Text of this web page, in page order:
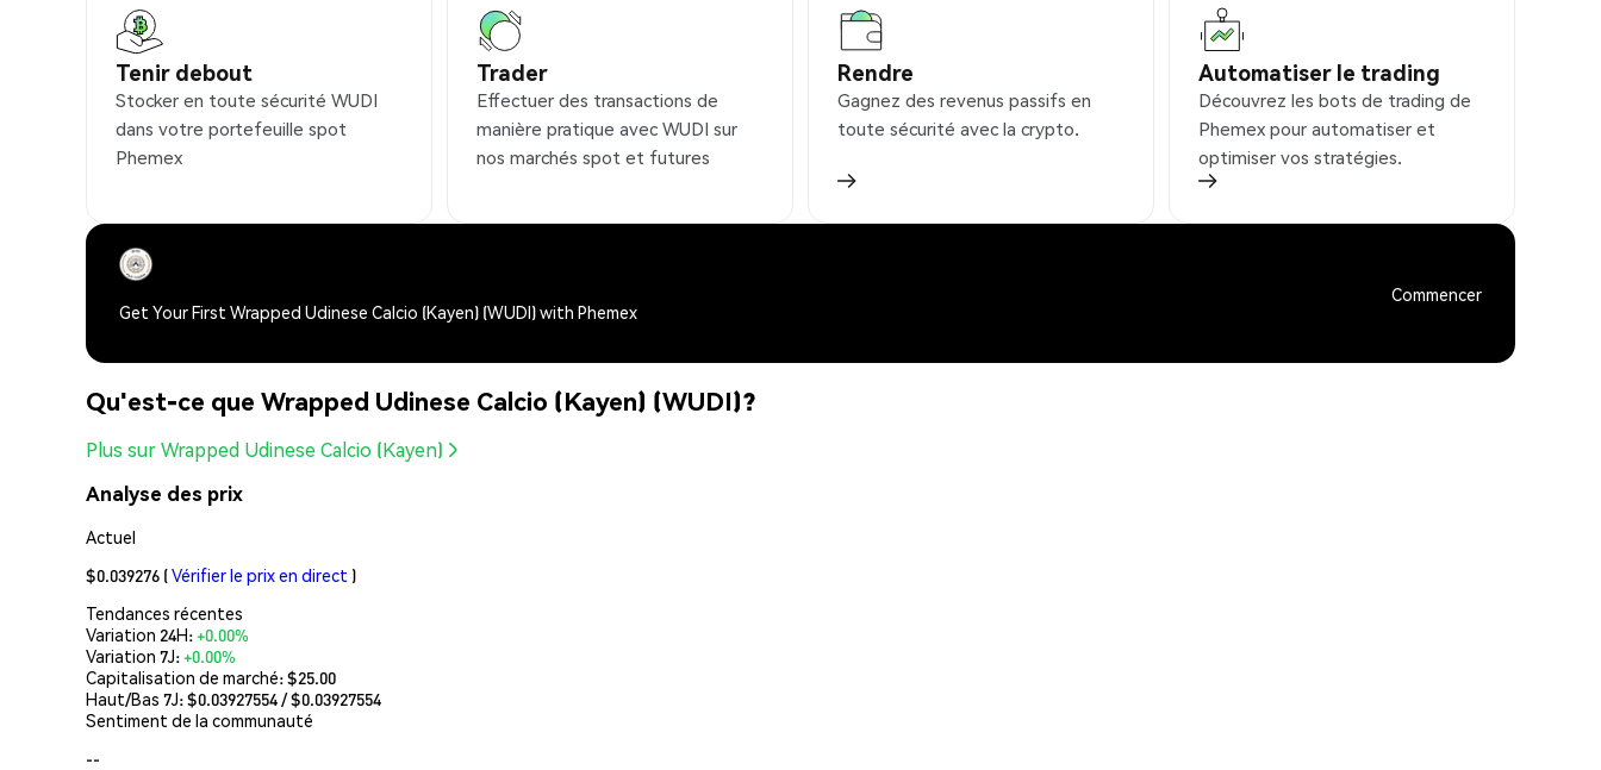
Tenir debout
Stocker en toute sécurité WUDI
dans votre portefeuille spot
Phemex
Trader
Effectuer des transactions de
manière pratique avec WUDI sur
nos marchés spot et futures
Rendre
Gagnez des revenus passifs en
toute sécurité avec la crypto.
Automatiser le trading
Découvrez les bots de trading de
Phemex pour automatiser et
optimiser vos stratégies.
Get Your First Wrapped Udinese Calcio (Kayen) (WUDI) with Phemex
Commencer
Qu'est-ce que Wrapped Udinese Calcio (Kayen) (WUDI)?
Plus sur Wrapped Udinese Calcio (Kayen)
Analyse des prix
Actuel
$0.039276 (Vérifier le prix en direct )
Tendances récentes
Variation 24H:+0.00%
Variation 7J:+0.00%
Capitalisation de marché:$25.00
Haut/Bas 7J: $0.03927554/ $0.03927554
Sentiment de la communauté
--